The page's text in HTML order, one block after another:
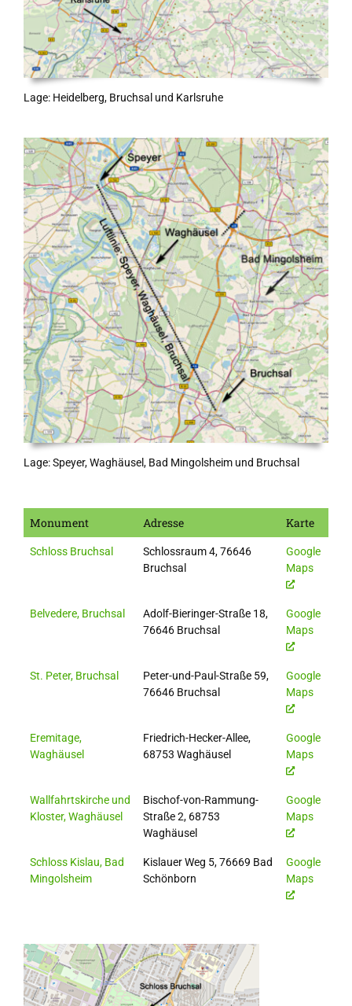
Lage: Heidelberg, Bruchsal und Karlsruhe
Lage: Speyer, Waghäusel, Bad Mingolsheim und Bruchsal
Monument Adresse Karte
Schloss Bruchsal
Schlossraum 4, 76646
Bruchsal
Google
Maps
Belvedere, Bruchsal
Adolf-Bieringer-Straße 18,
76646 Bruchsal
Google
Maps
St. Peter, Bruchsal
Peter-und-Paul-Straße 59,
76646 Bruchsal
Google
Maps
Eremitage,
Waghäusel
Friedrich-Hecker-Allee,
68753 Waghäusel
Google
Maps
Wallfahrtskirche und
Kloster, Waghäusel
Bischof-von-Rammung-
Straße 2, 68753
Waghäusel
Google
Maps
Schloss Kislau, Bad
Mingolsheim
Kislauer Weg 5, 76669 Bad
Schönborn
Google
Maps